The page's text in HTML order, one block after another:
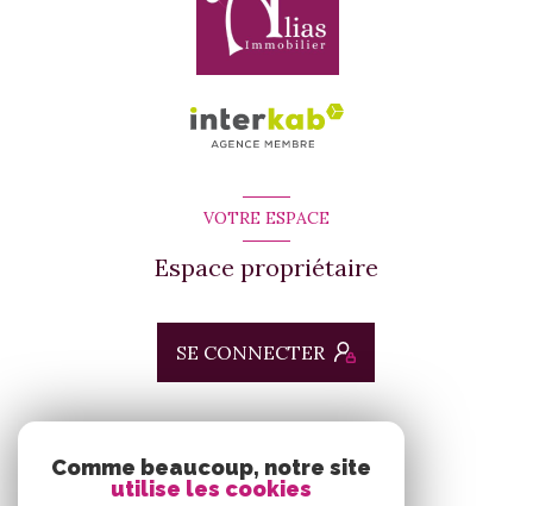
VOTRE ESPACE
Espace propriétaire
SE CONNECTER
Nous adhérons
Comme beaucoup, notre site
utilise les cookies